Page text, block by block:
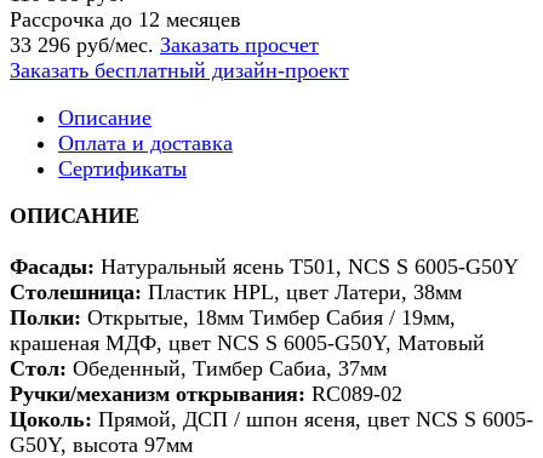
Рассрочка до 12 месяцев
33 296 руб/мес. Заказать просчет
Заказать бесплатный дизайн-проект
Описание
Оплата и доставка
Сертификаты
ОПИСАНИЕ
Фасады: Натуральный ясень Т501, NCS S 6005-G50Y
Столешница: Пластик HPL, цвет Латери, 38мм
Полки: Открытые, 18мм Тимбер Сабия / 19мм,
крашеная МДФ, цвет NCS S 6005-G50Y, Матовый
Стол: Обеденный, Тимбер Сабиа, 37мм
Ручки/механизм открывания: RC089-02
Цоколь: Прямой, ДСП / шпон ясеня, цвет NCS S 6005-
G50Y, высота 97мм